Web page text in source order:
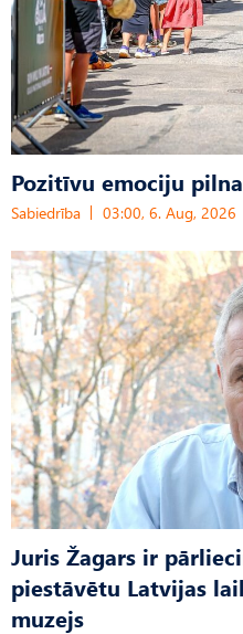
Pozitīvu emociju
Sabiedrība 03:00, 6. Aug, 2026
Juris Žagars ir
piestāvētu Latvijas
muzejs